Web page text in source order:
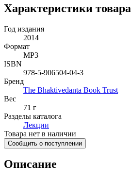
Характеристики товара
Год издания
2014
Формат
MP3
ISBN
978-5-906504-04-3
Бренд
The Bhaktivedanta Book Trust
Вес
71 г
Разделы каталога
Лекции
Товара нет в наличии
Сообщить о поступлении
Описание